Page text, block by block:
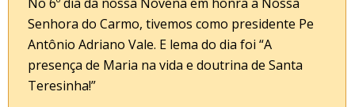
Senhora do Carmo, tivemos como presidente Pe
Antônio Adriano Vale. E lema do dia foi “A
presença de Maria na vida e doutrina de Santa
Teresinha!”